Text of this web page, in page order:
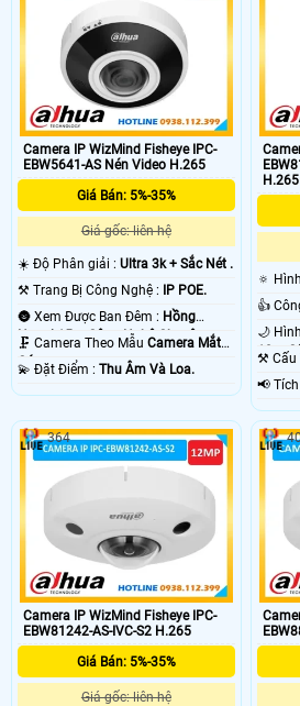
Camera IP WizMind Fisheye IPC-
EBW5641-AS Nén Video H.265
Giá Bán: 5%-35%
Giá gốc: liên hệ
☀️ Độ Phân giải : Ultra 3k + Sắc Nét .
⚒ Trang Bị Công Nghệ : IP POE.
🌚 Xem Được Ban Đêm : Hồng
Ngoại 15m Công Nghệ Chuyên
Dụng.
🗜️ Camera Theo Mẫu Camera Mắt
Cá.
️💫 Đặt Điểm : Thu Âm Và Loa.
H.265
🔅
10m
⚒
Camera IP WizMind Fisheye IPC-
EBW81242-AS-IVC-S2 H.265
Giá Bán: 5%-35%
Giá gốc: liên hệ
364